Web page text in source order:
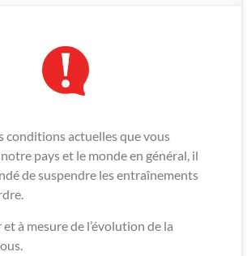
conditions actuelles que vous
pays et le monde en général, il
de suspendre les entraînements
et à mesure de l’évolution de la